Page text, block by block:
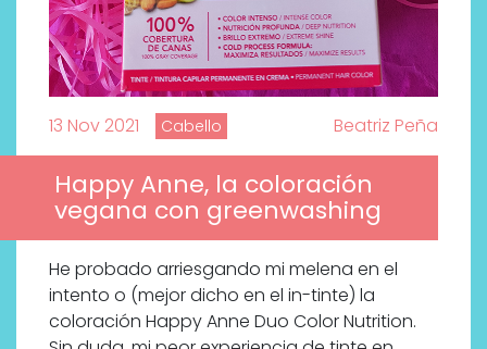
13 Nov 2021 Cabello Beatriz Peña
Happy Anne, la coloración
vegana con greenwashing
He probado arriesgando mi melena en el
intento o (mejor dicho en el in-tinte) la
coloración Happy Anne Duo Color Nutrition.